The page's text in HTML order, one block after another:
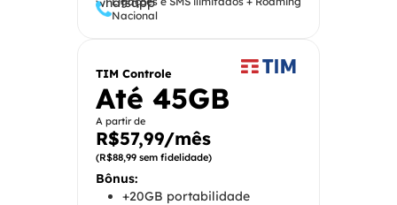
Nacional
TIM Controle
Até 45GB
A partir de
R$57,99/mês
(R$88,99 sem fidelidade)
Bônus:
+20GB portabilidade